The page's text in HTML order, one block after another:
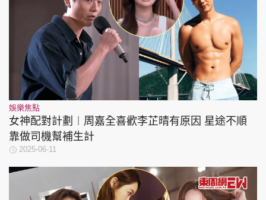
娛樂焦點
女神配對計劃︱周嘉全喜歡李芷晴有原因 星途不順
靠做司機幫補生計
2025-06-11